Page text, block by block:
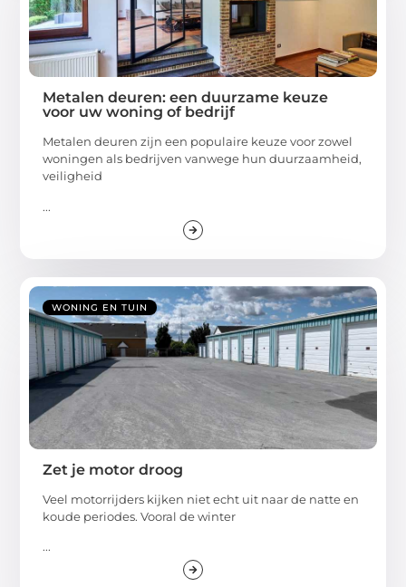
Metalen deuren: een duurzame keuze
voor uw woning of bedrijf
Metalen deuren zijn een populaire keuze voor zowel
woningen als bedrijven vanwege hun duurzaamheid,
veiligheid
...
WONING EN TUIN
Zet je motor droog
Veel motorrijders kijken niet echt uit naar de natte en
koude periodes. Vooral de winter
...